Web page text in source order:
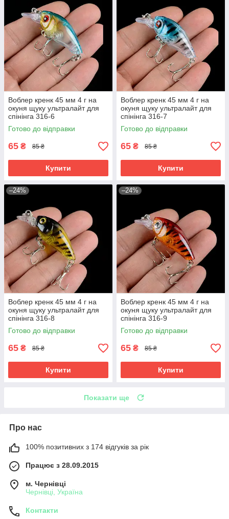
Воблер кренк 45 мм 4 г на
окуня щуку ультралайт для
спінінга 316-6
Готово до відправки
65 ₴ 85 ₴
Купити
Воблер кренк 45 мм 4 г на
окуня щуку ультралайт для
спінінга 316-7
Готово до відправки
65 ₴ 85 ₴
Купити
–24%
Воблер кренк 45 мм 4 г на
окуня щуку ультралайт для
спінінга 316-8
Готово до відправки
65 ₴ 85 ₴
Купити
–24%
Воблер кренк 45 мм 4 г на
окуня щуку ультралайт для
спінінга 316-9
Готово до відправки
65 ₴ 85 ₴
Купити
Показати ще
Про нас
100% позитивних з 174 відгуків за рік
Працює з 28.09.2015
м. Чернівці
Чернівці, Україна
Контакти